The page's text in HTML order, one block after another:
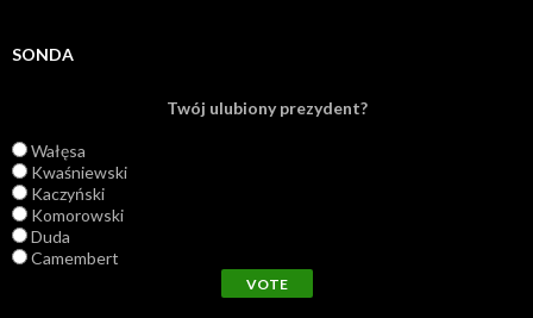
SONDA
Twój ulubiony prezydent?
Wałęsa
Kwaśniewski
Kaczyński
Komorowski
Duda
Camembert